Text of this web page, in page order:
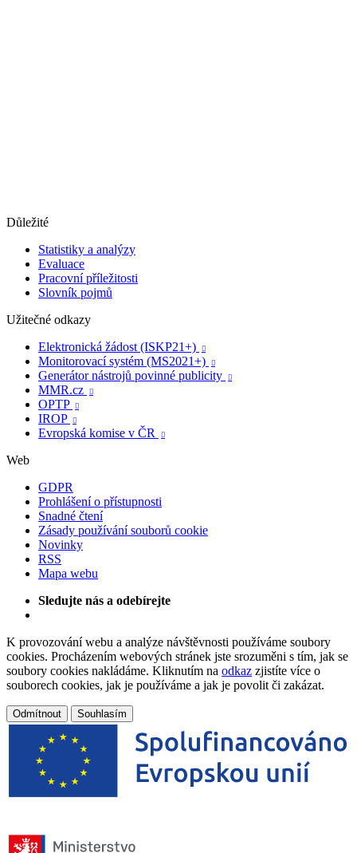
Důležité
Statistiky a analýzy
Evaluace
Pracovní příležitosti
Slovník pojmů
Užitečné odkazy
Elektronická žádost (ISKP21+)

Monitorovací systém (MS2021+) 
Generátor nástrojů povinné publicity 
MMR.cz 
OPTP 
IROP 
Evropská komise v ČR 
Web
GDPR
Prohlášení o přístupnosti
Snadné čtení
Zásady používání souborů cookie
Novinky
RSS
Mapa webu
Sledujte nás a odebírejte
K provozování webu a analýze návštěvnosti používáme soubory
cookies. Procházením webových stránek jste srozuměni s tím, jak se
soubory cookies nakládáme. Kliknutím na odkaz zjistíte více o
souborech cookies, jak je používáme a jak je povolit či zakázat.
Odmítnout Souhlasím